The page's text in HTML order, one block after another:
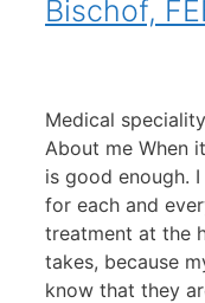
Bischof,
Medical
About me When
is good enough.
for each and
treatment at the
takes, because
know that they